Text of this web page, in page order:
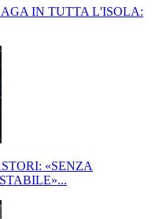
IN TUTTA L'ISOLA:
«SENZA